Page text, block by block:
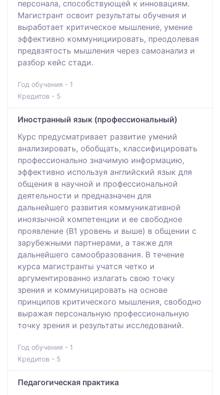
персонала, способствующей к инновациям.
Магистрант освоит результаты обучения и
выработает критическое мышление, умение
эффективно коммунициировать, преодолевая
предвзятость мышления через самоанализ и
разбор кейс стади.
Год обучения - 1
Кредитов - 5
Иностранный язык (профессиональный)
Курс предусматривает развитие умений
анализировать, обобщать, классифицировать
профессионально значимую информацию,
эффективно используя английский язык для
общения в научной и профессиональной
деятельности и предназначен для
дальнейшего развития коммуникативной
иноязычной компетенции и ее свободное
проявление (B1 уровень и выше) в общении с
зарубежными партнерами, а также для
дальнейшего самообразования. В течение
курса магистранты учатся четко и
аргументированно излагать свою точку
зрения и коммуницировать на основе
принципов критического мышления, свободно
выражая персональную профессиональную
точку зрения и результаты исследований.
Год обучения - 1
Кредитов - 5
Педагогическая практика